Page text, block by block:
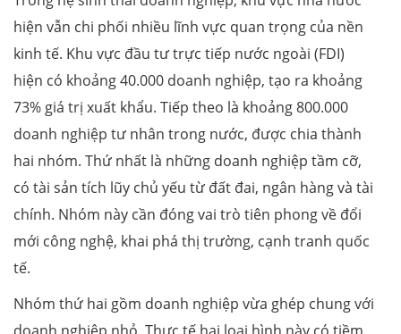
hiện vẫn chi phối nhiều lĩnh vực quan trọng của nền
kinh tế. Khu vực đầu tư trực tiếp nước ngoài (FDI)
hiện có khoảng 40.000 doanh nghiệp, tạo ra khoảng
73% giá trị xuất khẩu. Tiếp theo là khoảng 800.000
doanh nghiệp tư nhân trong nước, được chia thành
hai nhóm. Thứ nhất là những doanh nghiệp tầm cỡ,
có tài sản tích lũy chủ yếu từ đất đai, ngân hàng và tài
chính. Nhóm này cần đóng vai trò tiên phong về đổi
mới công nghệ, khai phá thị trường, cạnh tranh quốc
tế.
Nhóm thứ hai gồm doanh nghiệp vừa ghép chung với